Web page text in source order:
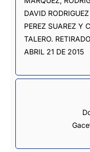
DAVID
PEREZ SUAREZ Y
TALERO.
ABRIL 21 DE 2015